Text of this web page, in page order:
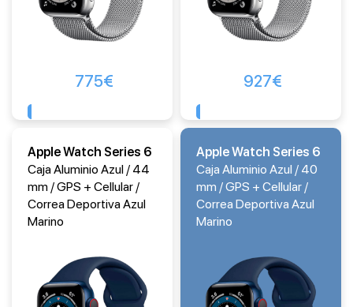
775€ 927€
Apple Watch Series 6
Caja Aluminio Azul / 44
mm / GPS + Cellular /
Correa Deportiva Azul
Marino
Apple Watch Series 6
Caja Aluminio Azul / 40
mm / GPS + Cellular /
Correa Deportiva Azul
Marino